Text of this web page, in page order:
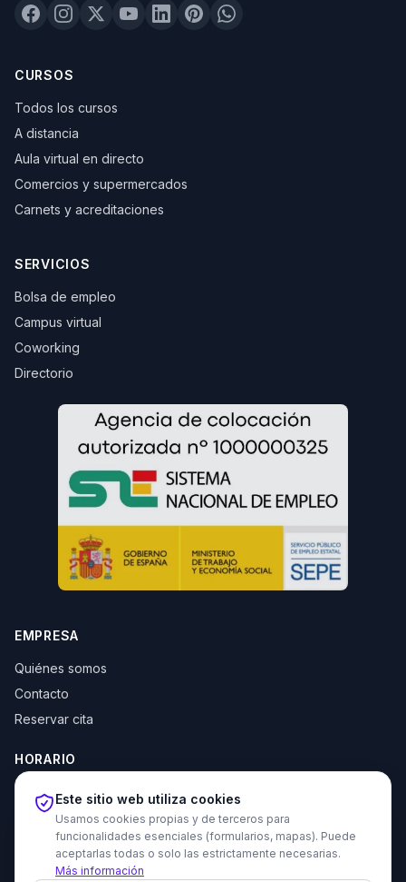
CURSOS
Todos los cursos
A distancia
Aula virtual en directo
Comercios y supermercados
Carnets y acreditaciones
SERVICIOS
Bolsa de empleo
Campus virtual
Coworking
Directorio
EMPRESA
Quiénes somos
Contacto
Reservar cita
HORARIO
Lun–Jue: 10:00–14:00 y 16:30–20:00
Vie: 10:00–14:00
Este sitio web utiliza cookies
Usamos cookies propias y de terceros para
funcionalidades esenciales (formularios, mapas). Puede
aceptarlas todas o solo las estrictamente necesarias.
Más información